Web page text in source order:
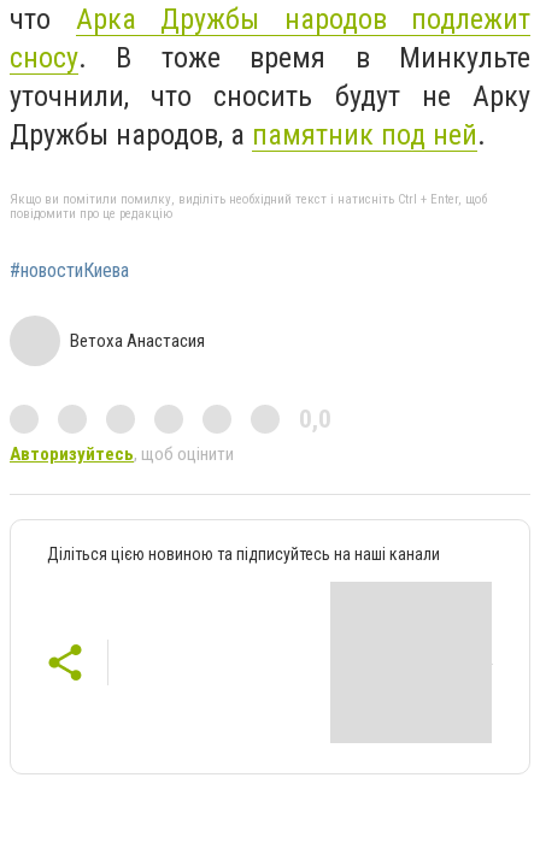
что Арка Дружбы народов подлежит
сносу. В тоже время в Минкульте
уточнили, что сносить будут не Арку
Дружбы народов, а памятник под ней.
Якщо ви помітили помилку, виділіть необхідний текст і натисніть Ctrl + Enter, щоб
повідомити про це редакцію
#новостиКиева
Ветоха Анастасия
0,0
Авторизуйтесь, щоб оцінити
Діліться цією новиною та підписуйтесь на наші канали